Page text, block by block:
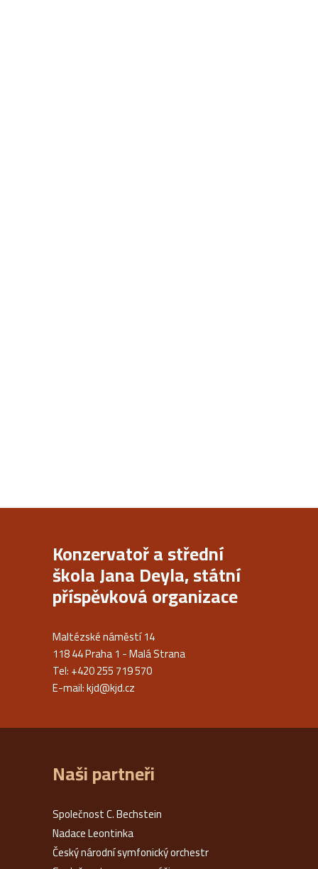
Konzervatoř a střední
škola Jana Deyla, státní
příspěvková organizace
Maltézské náměstí 14
118 44 Praha 1 - Malá Strana
Tel: +420 255 719 570
E-mail:kjd@kjd.cz
Naši partneři
Společnost C. Bechstein
Nadace Leontinka
Český národní symfonický orchestr